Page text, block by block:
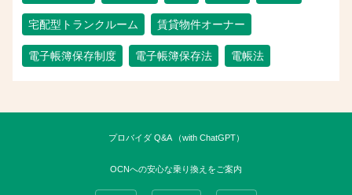
宅配型トランクルーム 賃貸物件オーナー
電子帳簿保存制度 電子帳簿保存法 電帳法
プロバイダ Q&A （with ChatGPT）
OCNへの安心な乗り換えをご案内